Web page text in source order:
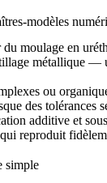
modèles
moulage en
métallique
ou
des tolérances
additive et
reproduit
simple